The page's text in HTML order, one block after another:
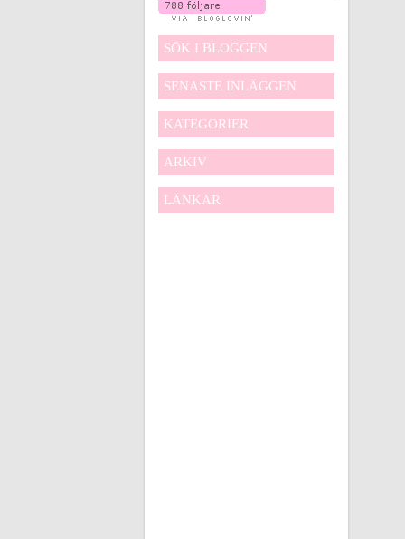
SÖK I BLOGGEN
SENASTE INLÄGGEN
KATEGORIER
ARKIV
LÄNKAR